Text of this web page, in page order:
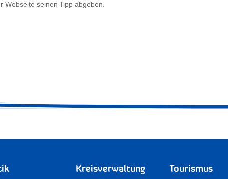
Webseite seinen Tipp abgeben.
Kreisverwaltung Tourismus